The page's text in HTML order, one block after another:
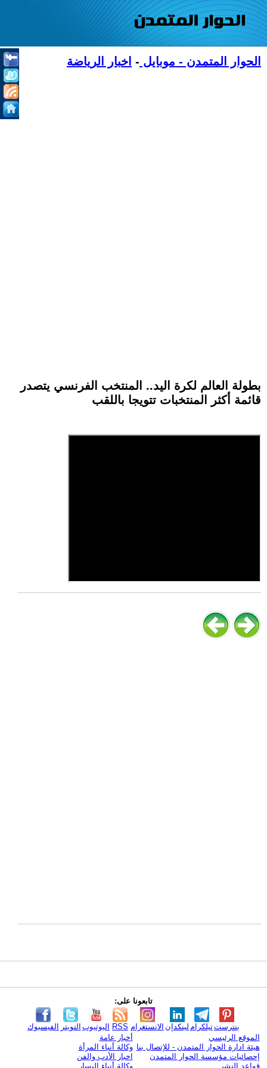
الحوار المتمدن - موبايل - اخبار الرياضة
بطولة العالم لكرة اليد.. المنتخب الفرنسي يتصدر
قائمة أكثر المنتخبات تتويجا باللقب
تابعونا على:
الفيسبوك التويتر اليوتيوب RSS الانستغرام لينكدإن تيلكرامبنترست
الموقع الرئيسي
هيئة ادارة الحوار المتمدن - للإتصال بنا
إحصائيات مؤسسة الحوار المتمدن
قواعد النشر
أخبار عامة
وكالة أنباء المرأة
اخبار الأدب والفن
وكالة أنباء اليسار